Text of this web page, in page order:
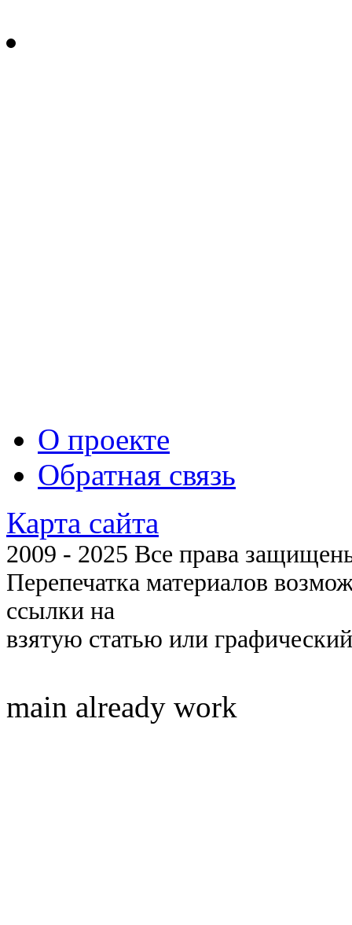
О проекте
Обратная связь
Карта сайта
2009 - 2025 Все права
Перепечатка материалов
ссылки на
взятую статью или
main already work